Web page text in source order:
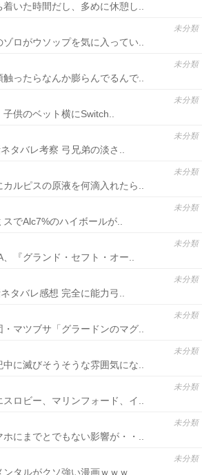
いた時間だし、多めに休憩し..
未分類
ゾロがウソップを気に入ってい..
未分類
ったらなんか膨らんでるんで..
未分類
子供のベット横にSwitch..
未分類
タバレ考察 弓兄弟の淡さ..
未分類
ルピスの原液を何滴入れたら..
未分類
スでAlc7%のハイボールが..
未分類
『グランド・セフト・オー..
未分類
タバレ感想 完全に能力弓..
未分類
・マツブサ「グラードンのマグ..
未分類
中に滅びそうそうな雰囲気にな..
未分類
スロビー、マリンフォード、イ..
未分類
にまでとでもない影響が・・..
未分類
ンタルがクソ強い漫画ｗｗｗ..